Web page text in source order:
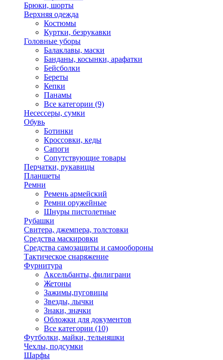
Брюки, шорты
Верхняя одежда
Костюмы
Куртки, безрукавки
Головные уборы
Балаклавы, маски
Банданы, косынки, арафатки
Бейсболки
Береты
Кепки
Панамы
Все категории (9)
Несессеры, сумки
Обувь
Ботинки
Кроссовки, кеды
Сапоги
Сопутствующие товары
Перчатки, рукавицы
Планшеты
Ремни
Ремень армейский
Ремни оружейные
Шнуры пистолетные
Рубашки
Свитера, джемпера, толстовки
Средства маскировки
Средства самозащиты и самообороны
Тактическое снаряжение
Фурнитура
Аксельбанты, филиграни
Жетоны
Зажимы,пуговицы
Звезды, лычки
Знаки, значки
Обложки для документов
Все категории (10)
Футболки, майки, тельняшки
Чехлы, подсумки
Шарфы